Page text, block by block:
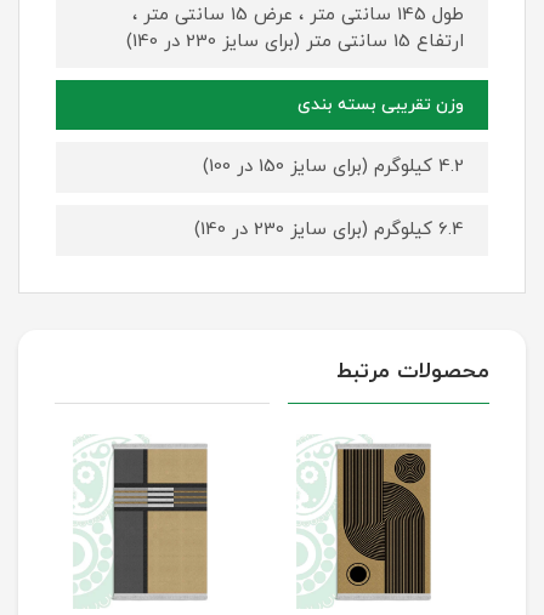
طول 145 سانتی متر ، عرض 15 سانتی متر ،
ارتفاع 15 سانتی متر (برای سایز 230 در 140)
وزن تقریبی بسته بندی
4.2 کیلوگرم (برای سایز 150 در 100)
6.4 کیلوگرم (برای سایز 230 در 140)
محصولات مرتبط